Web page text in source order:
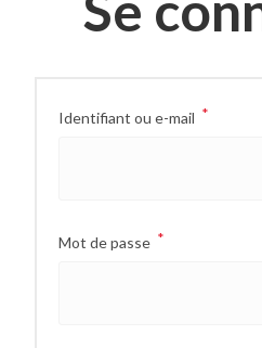
Identifiant ou e-mail *
Mot de passe *